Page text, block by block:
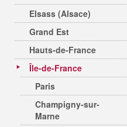
Elsass (Alsace)
Grand Est
Hauts-de-France
Île-de-France
Paris
Champigny-sur-
Marne